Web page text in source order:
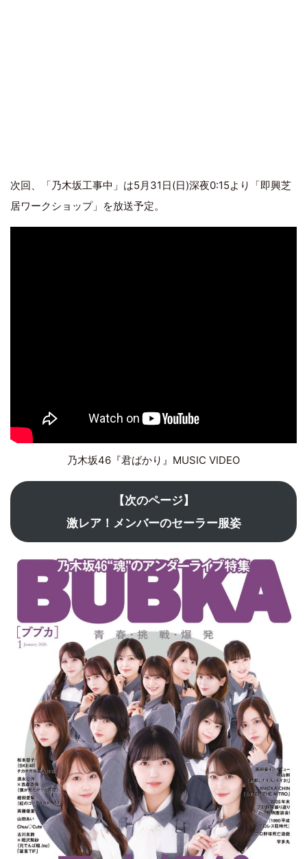
次回、「乃木坂工事中」は5月31日(日)深夜0:15より「即興芝
居ワークショップ」を放送予定。
乃木坂46『君ばかり』MUSIC VIDEO
【次のページ】
激レア！メンバーのセーラー服姿